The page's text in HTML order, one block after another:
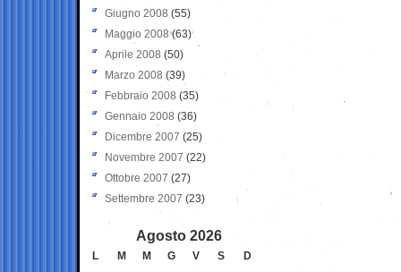
Giugno 2008 (55)
Maggio 2008(63)
Aprile 2008 (50)
Marzo 2008 (39)
Febbraio 2008 (35)
Gennaio 2008 (36)
Dicembre 2007 (25)
Novembre 2007 (22)
Ottobre 2007 (27)
Settembre 2007 (23)
Agosto 2026
L M M G V S
D